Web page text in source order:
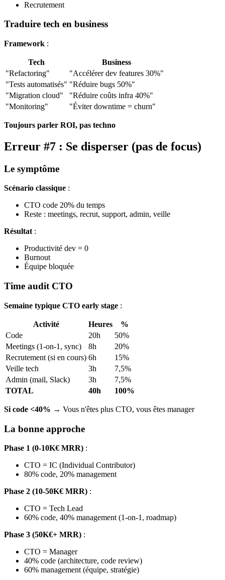
Recrutement
Traduire tech en business
Framework :
Tech
Business
"Refactoring"
"Accélérer dev features 30%"
"Tests automatisés" "Réduire bugs 50%"
"Migration cloud"
"Réduire coûts infra 40%"
"Monitoring"
"Éviter downtime = churn"
Toujours parler ROI, pas techno
Erreur #7 : Se disperser (pas de focus)
Le symptôme
Scénario classique :
CTO code 20% du temps
Reste : meetings, recrut, support, admin, veille
Résultat:
Productivité dev = 0
Burnout
Équipe bloquée
Time audit CTO
Semaine typique CTO early stage :
Activité Heures
%
Code
20h
50%
Meetings (1-on-1, sync)
8h
20%
Recrutement (si en cours) 6h
15%
Veille tech
3h
7,5%
Admin (mail, Slack)
3h
7,5%
TOTAL
40h 100%
Si code <40% → Vous n'êtes plus CTO, vous êtes manager
La bonne approche
Phase 1 (0-10K€ MRR) :
CTO = IC (Individual Contributor)
80% code, 20% management
Phase 2 (10-50K€ MRR) :
CTO = Tech Lead
60% code, 40% management (1-on-1, roadmap)
Phase 3 (50K€+ MRR) :
CTO = Manager
40% code (architecture, code review)
60% management (équipe, stratégie)